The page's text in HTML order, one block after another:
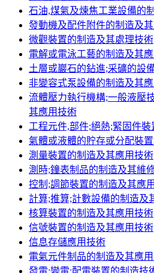
石油,煤氣及煉焦工業設備的
發動機及配件附件的制造及
微觀裝置的制造及其處理技術
電解或電泳工藝的制造及其
土層或巖石的鉆進;采礦的設
非變容式泵設備的制造及其
流體壓力執行機構;一般液壓
其應用技術
工程元件,部件;絕熱;緊固件
氣體或液體的貯存或分配裝
測量裝置的制造及其應用技術
測時;鐘表制品的制造及其維
控制;調節裝置的制造及其應
計算;推算;計數設備的制造及
核算裝置的制造及其應用技術
信號裝置的制造及其應用技術
信息存儲應用技術
電氣元件制品的制造及其應
發電;變電;配電裝置的制造技